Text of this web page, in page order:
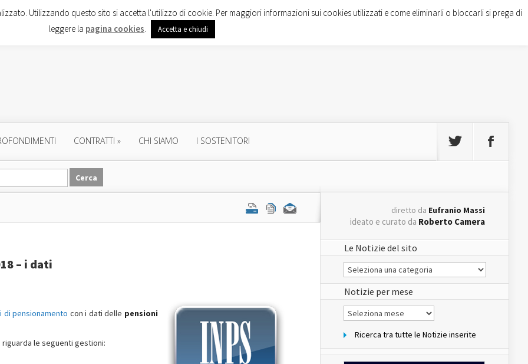
CONTRATTI » CHI SIAMO I SOSTENITORI
– i dati
pensionamento con i dati delle pensioni
le seguenti gestioni:
diretto da Eufranio Massi
ideato e curato da Roberto Camera
Le Notizie del sito
Le
Notizie
del
sito
Notizie per mese
Notizie
per
Ricerca tra tutte le Notizie inserite
Utilizzando questo sito si accetta l'utilizzo di cookie. Per maggiori informazioni sui cookies utilizzati e come eliminarli o bloccarli si prega di
leggere la pagina cookies. Accetta e chiudi